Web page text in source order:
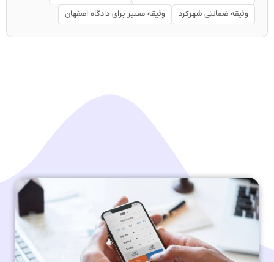
وثیقه ضمانتی شهرکرد
وثیقه معتبر برای دادگاه اصفهان